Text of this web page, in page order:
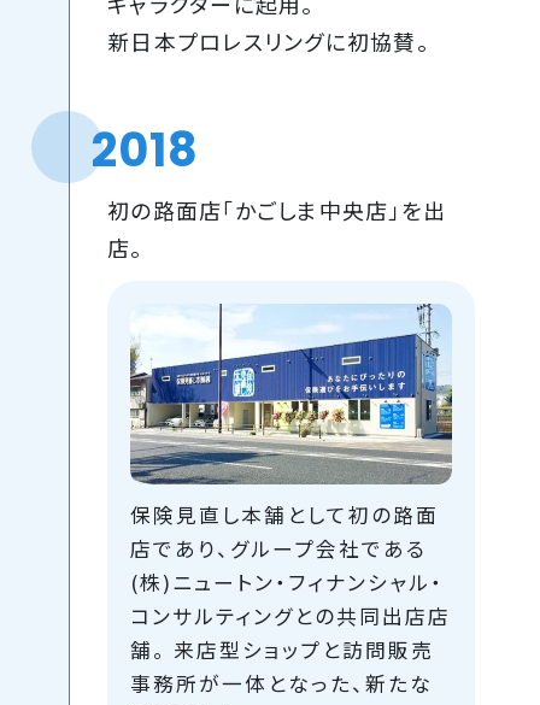
新日本プロレスリングに初協賛。
2018
初の路面店「かごしま中央店」を出
店。
保険見直し本舗として初の路面
店であり、グループ会社である
(株)ニュートン・フィナンシャル・
コンサルティングとの共同出店店
舗。 来店型ショップと訪問販売
事務所が一体となった、新たな